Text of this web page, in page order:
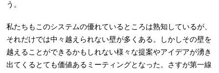
う。
私たちもこのシステムの優れているところは熟知しているが、
それだけでは中々越えられない壁が多くある。しかしその壁を
越えることができるかもしれない様々な提案やアイデアが湧き
出てくるとても価値あるミーティングとなった。さすが第一線